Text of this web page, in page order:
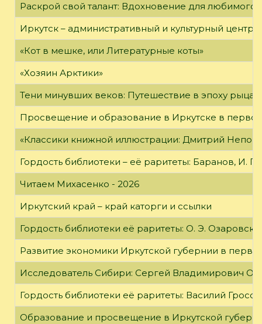
Раскрой свой талант: Вдохновение для любимого
Иркутск – административный и культурный центр
«Кот в мешке, или Литературные коты»
«Хозяин Арктики»
Тени минувших веков: Путешествие в эпоху
Просвещение и образование в Иркутске в
«Классики книжной иллюстрации: Дмитрий
Гордость библиотеки – её раритеты: Баранов, И.
Читаем Михасенко - 2026
Иркутский край – край каторги и ссылки
Гордость библиотеки её раритеты: О. Э.
Развитие экономики Иркутской губернии в
Исследователь Сибири: Сергей Владимирович
Гордость библиотеки её раритеты: Василий
Образование и просвещение в Иркутской